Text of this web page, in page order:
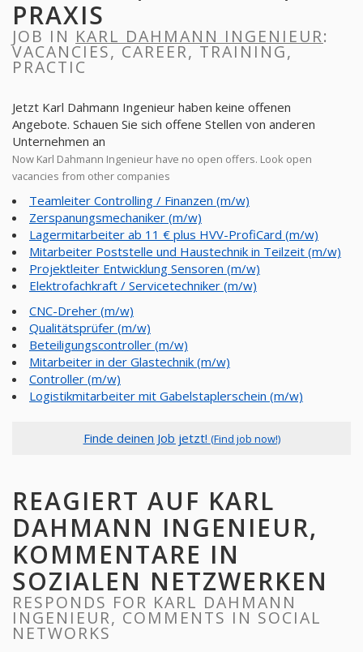
PRAXIS
JOB IN KARL DAHMANN INGENIEUR:
VACANCIES, CAREER, TRAINING,
PRACTIC
Jetzt Karl Dahmann Ingenieur haben keine offenen
Angebote. Schauen Sie sich offene Stellen von anderen
Unternehmen an
Now Karl Dahmann Ingenieur have no open offers. Look open
vacancies from other companies
Teamleiter Controlling / Finanzen (m/w)
Zerspanungsmechaniker (m/w)
Lagermitarbeiter ab 11 € plus HVV-ProfiCard (m/w)
Mitarbeiter Poststelle und Haustechnik in Teilzeit (m/w)
Projektleiter Entwicklung Sensoren (m/w)
Elektrofachkraft / Servicetechniker (m/w)
CNC-Dreher (m/w)
Qualitätsprüfer (m/w)
Beteiligungscontroller (m/w)
Mitarbeiter in der Glastechnik (m/w)
Controller (m/w)
Logistikmitarbeiter mit Gabelstaplerschein (m/w)
Finde deinen Job jetzt! (Find job now!)
REAGIERT AUF KARL
DAHMANN INGENIEUR,
KOMMENTARE IN
SOZIALEN NETZWERKEN
RESPONDS FOR KARL DAHMANN
INGENIEUR, COMMENTS IN SOCIAL
NETWORKS